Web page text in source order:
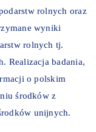
rolnych oraz
wyniki
rolnych tj.
Realizacja badania,
o polskim
środków z
unijnych.